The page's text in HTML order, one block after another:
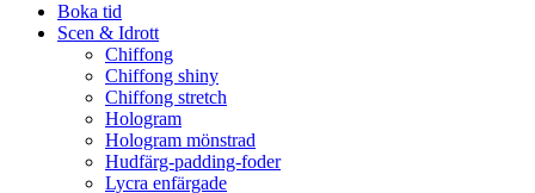
Boka tid
Scen & Idrott
Chiffong
Chiffong shiny
Chiffong stretch
Hologram
Hologram mönstrad
Hudfärg-padding-foder
Lycra enfärgade